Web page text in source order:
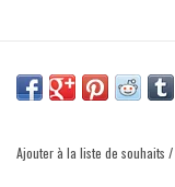
Ajouter à la liste de souhaits /